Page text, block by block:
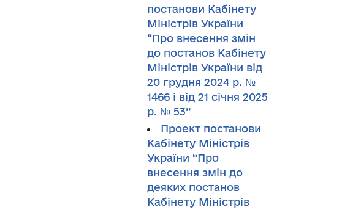
постанови Кабінету
Міністрів України
“Про внесення змін
до постанов Кабінету
Міністрів України від
20 грудня 2024 р. №
1466 і від 21 січня 2025
р. № 53”
Проект постанови
Кабінету Міністрів
України “Про
внесення змін до
деяких постанов
Кабінету Міністрів